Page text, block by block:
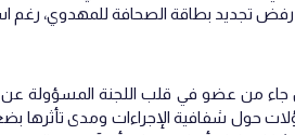
رفض تجديد بطاقة الصحافة للمهدوي، رغم
جاء من عضو في قلب اللجنة المسؤولة
حول شفافية الإجراءات ومدى تأثرها